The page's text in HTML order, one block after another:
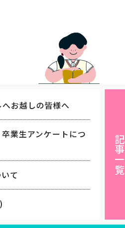
お越しの皆様へ
業生アンケートにつ
て 記事一覧